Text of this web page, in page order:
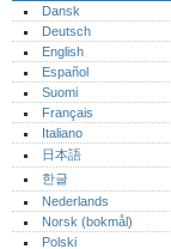
Dansk
Deutsch
English
Español
Suomi
Français
Italiano
日本語
한글
Nederlands
Norsk (bokmål)‎
Polski